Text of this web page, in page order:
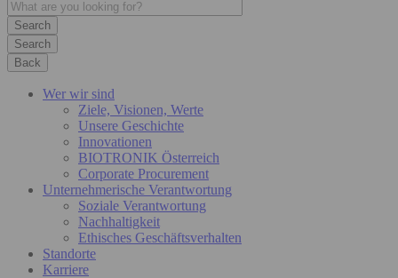
Search
Back
Wer wir sind
Ziele, Visionen, Werte
Unsere Geschichte
Innovationen
BIOTRONIK Österreich
Corporate Procurement
Unternehmerische Verantwortung
Soziale Verantwortung
Nachhaltigkeit
Ethisches Geschäftsverhalten
Standorte
Karriere